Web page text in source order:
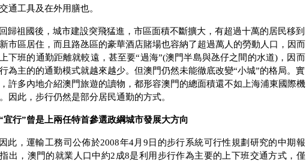
通工具及在外用膳也。
回歸祖國後，城市建設突飛猛進，市區面積不斷擴大，有超過十萬的居民移到
市區居住，而且路氹區的豪華酒店賭場也容納了超過萬人的勞動人口，因而
下班的通勤距離就較遠，甚至要“過海”(澳門半島與氹仔之間的水道) ，因而
為主的的通勤模式就越來越少。但澳門仍然未能徹底改變“小城”的格局。實
許多內地介紹澳門旅遊的讀物，都形容澳門的總面積還不如上海浦東國際機
因此，步行仍然是部分居民通勤的方式。
宜行”曾是上兩任特首參選政綱城市發展大方向
因此，運輸工務司公佈於2008年4月 9 日的步行系統可行性規劃研究的中期報
出，澳門的就業人口中約2成8是利用步行作為主要的上下班交通方式，僅